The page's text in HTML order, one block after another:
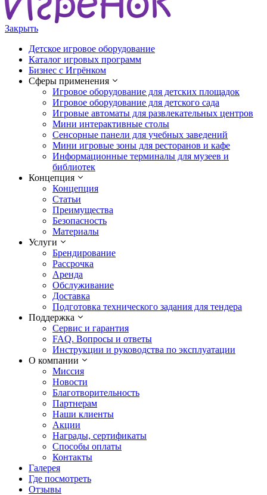
Закрыть
Детское игровое оборудование
Каталог игровых программ
Бизнес с Игрёнком
Сферы применения
Игровое оборудование для детских площадок
Игровое оборудование для детского сада
Игровые автоматы для развлекательных центров
Мини интерактивные столы
Сенсорные панели для учебных заведений
Мини игровые зоны для ресторанов и кафе
Информационные терминалы для музеев и
библиотек
Концепция
Концепция
Статьи
Преимущества
Безопасность
Материалы
Услуги
Брендирование
Рассрочка
Аренда
Обслуживание
Доставка
Подготовка технического задания для тендера
Поддержка
Сервис и гарантия
FAQ. Вопросы и ответы
Инструкции и руководства по эксплуатации
О компании
Миссия
Новости
Благотворительность
Партнерам
Наши клиенты
Акции
Награды, сертификаты
Способы оплаты
Контакты
Галерея
Где посмотреть
Отзывы